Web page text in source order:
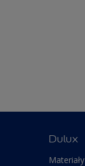
Dulux